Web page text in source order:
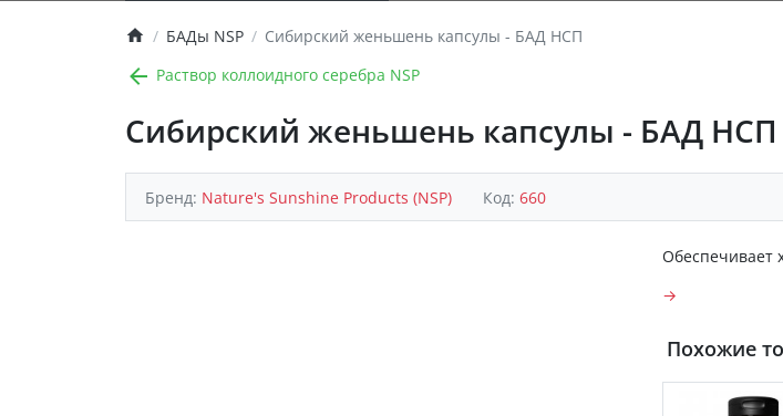
БАДы NSP
Сибирский женьшень капсулы - БАД НСП
Раствор коллоидного серебра NSP
Сибирский женьшень капсулы - БАД НСП
Бренд: Nature's Sunshine Products (NSP) Код: 660
Обеспечивает
→
Похожие